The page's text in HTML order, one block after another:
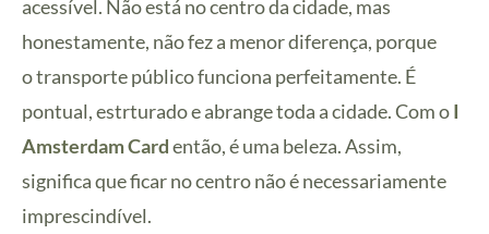
acessível. Não está no centro da cidade, mas
honestamente, não fez a menor diferença, porque
o transporte público funciona perfeitamente. É
pontual, estrturado e abrange toda a cidade. Com oI
Amsterdam Cardentão, é uma beleza. Assim,
significa que ficar no centro não é necessariamente
imprescindível.